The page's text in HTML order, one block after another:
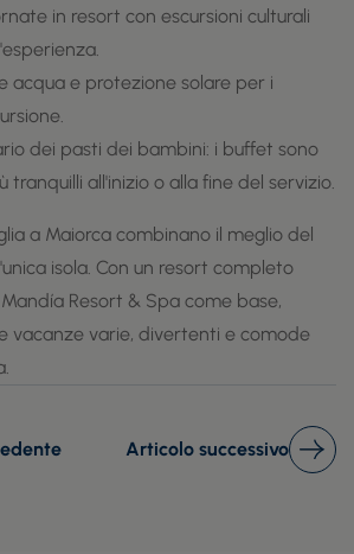
in resort con escursioni culturali
acqua e protezione solare per i
dei pasti dei bambini: i buffet sono
tranquilli all'inizio o alla fine del servizio.
a Maiorca combinano il meglio del
isola. Con un resort completo
Resort & Spa come base,
vacanze varie, divertenti e comode
Articolo successivo